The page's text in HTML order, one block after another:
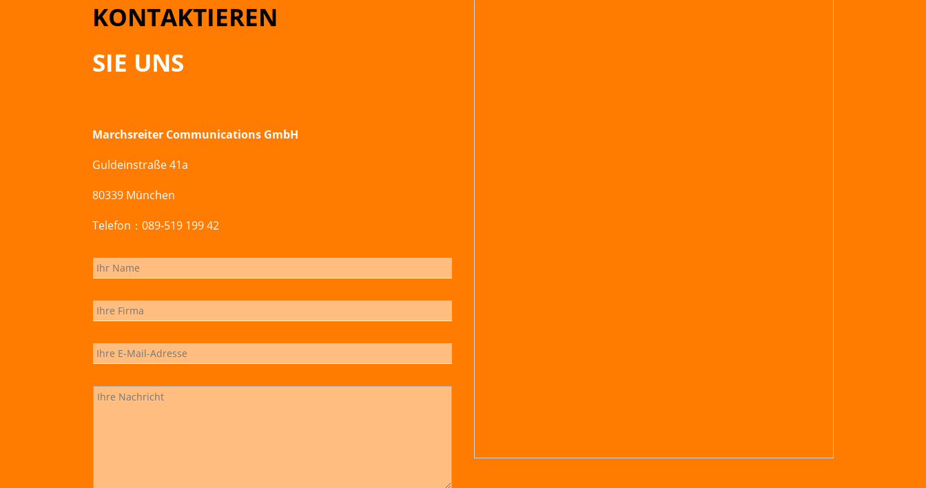
KONTAKTIEREN
SIE UNS
Marchsreiter Communications GmbH
Guldeinstraße 41a
80339 München
Telefon：089-519 199 42